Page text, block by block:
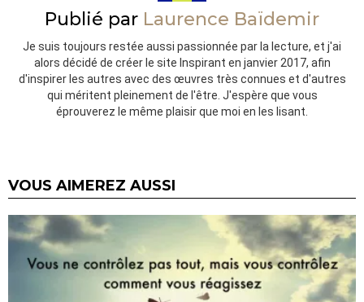
Publié par Laurence Baïdemir
Je suis toujours restée aussi passionnée par la lecture, et j'ai
alors décidé de créer le site Inspirant en janvier 2017, afin
d'inspirer les autres avec des œuvres très connues et d'autres
qui méritent pleinement de l'être. J'espère que vous
éprouverez le même plaisir que moi en les lisant.
VOUS AIMEREZ AUSSI